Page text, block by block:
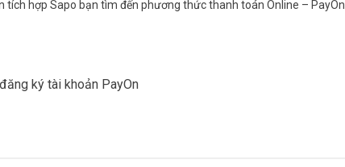
tích hợp Sapo bạn tìm đến phương thứcthanh toán Online – PayOn
ký tài khoản PayOn